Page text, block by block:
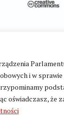
i w
oświadczasz, że
Prawa Zastrzeżone.